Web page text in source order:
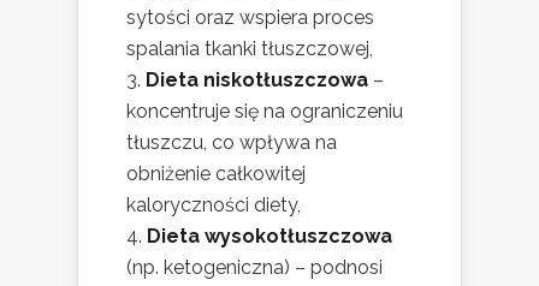
sytości oraz wspiera proces
spalania tkanki tłuszczowej,
Dieta niskotłuszczowa –
koncentruje się na ograniczeniu
tłuszczu, co wpływa na
obniżenie całkowitej
kaloryczności diety,
Dieta wysokotłuszczowa
(np. ketogeniczna) – podnosi